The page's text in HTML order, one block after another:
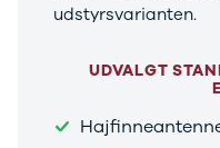
Se alle
Bronco
B-Max
C-Max
udstyrsvarianten.
UDVALGT